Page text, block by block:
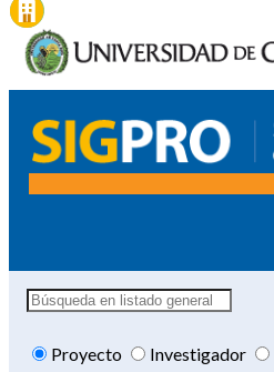
Proyecto Investigador